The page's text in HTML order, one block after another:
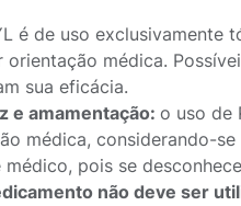
é de uso
orientação médica.
sua eficácia.
e amamentação: o uso de
médica, considerando-
pois se
não deve ser